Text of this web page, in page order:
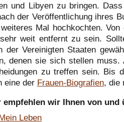
und Libyen zu bringen.
der Veröffentlichung ihres
Mal hochkochten.
weit entfernt zu sein.
der Vereinigten Staaten
denen sie sich stellen muss.
zu treffen sein. Bis
eine der Frauen-Biografien, die
empfehlen wir Ihnen von
Leben